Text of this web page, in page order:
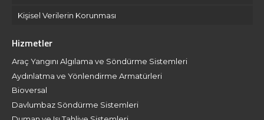
Kişisel Verilerin Korunması
Hizmetler
Araç Yangını Algılama ve Söndürme Sistemleri
Aydınlatma ve Yönlendirme Armatürleri
Bioversal
Davlumbaz Söndürme Sistemleri